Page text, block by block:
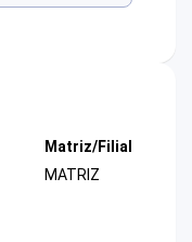
Matriz/Filial
MATRIZ